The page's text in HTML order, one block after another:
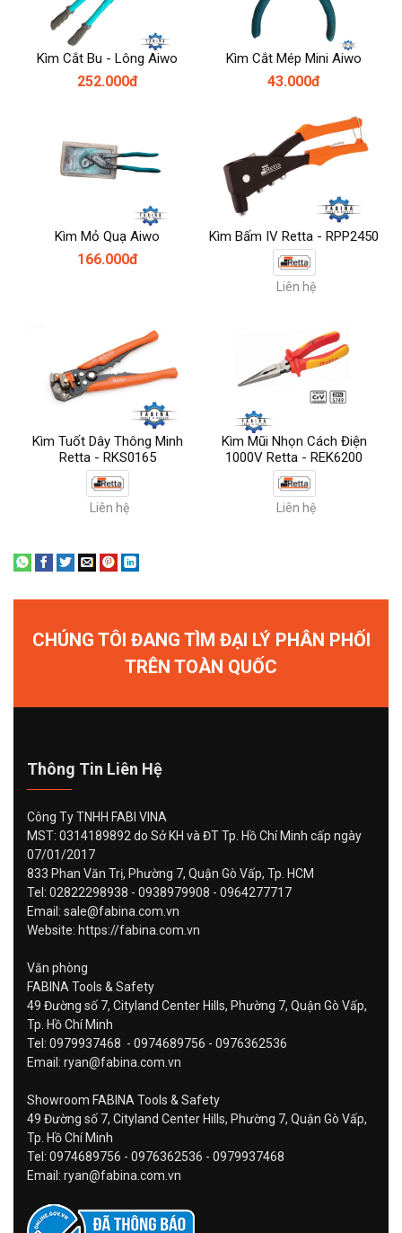
Kìm Cắt Bu - Lông Aiwo
252.000đ
Kìm Cắt Mép Mini Aiwo
43.000đ
Kìm Mỏ Quạ Aiwo
166.000đ
Kìm Bấm IV Retta - RPP2450
Liên hệ
Kìm Tuốt Dây Thông Minh
Retta - RKS0165
Liên hệ
Kìm Mũi Nhọn Cách Điện
1000V Retta - REK6200
Liên hệ
CHÚNG TÔI ĐANG TÌM ĐẠI LÝ PHÂN PHỐI
TRÊN TOÀN QUỐC
Thông Tin Liên Hệ
Công Ty TNHH FABI VINA
MST: 0314189892 do Sở KH và ĐT Tp. Hồ Chí Minh cấp ngày
07/01/2017
833 Phan Văn Trị, Phường 7, Quận Gò Vấp, Tp. HCM
Tel: 02822298938 - 0938979908 - 0964277717
Email: sale@fabina.com.vn
Website: https://fabina.com.vn
Văn phòng
FABINA Tools & Safety
49 Đường số 7, Cityland Center Hills, Phường 7, Quận Gò Vấp,
Tp. Hồ Chí Minh
Tel: 0979937468 - 0974689756 - 0976362536
Email: ryan@fabina.com.vn
Showroom FABINA Tools & Safety
49 Đường số 7, Cityland Center Hills, Phường 7, Quận Gò Vấp,
Tp. Hồ Chí Minh
Tel: 0974689756 - 0976362536 - 0979937468
Email: ryan@fabina.com.vn